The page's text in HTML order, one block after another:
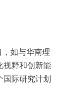
如与华南理
视野和创新能
国际研究计划